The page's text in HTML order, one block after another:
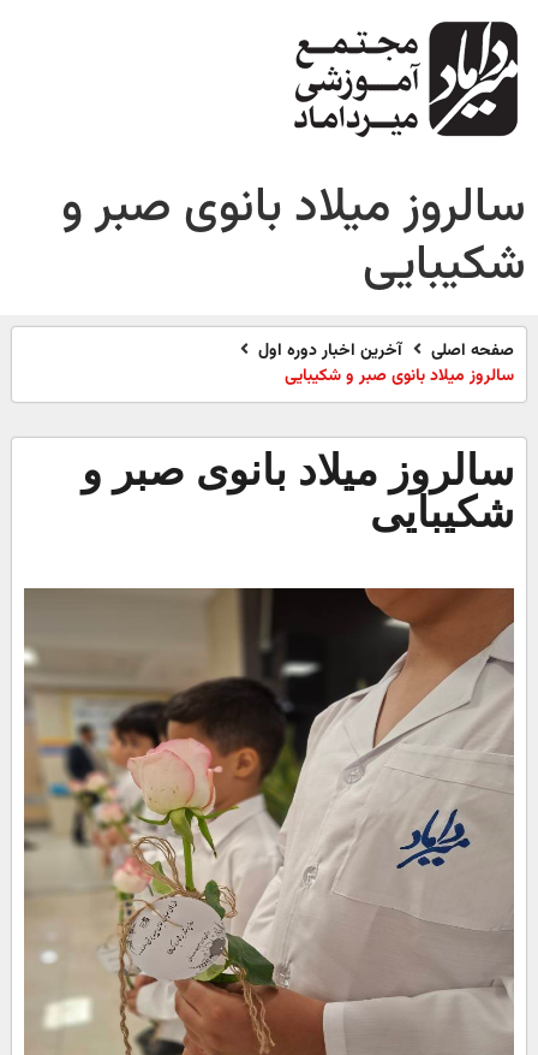
سالروز میلاد بانوی صبر و
شکیبایی
صفحه اصلی
آخرین اخبار دوره اول
سالروز میلاد بانوی صبر و شکیبایی
سالروز میلاد بانوی صبر و
شکیبایی